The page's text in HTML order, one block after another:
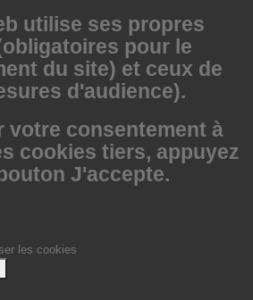
utilise ses propres
pour le
du site) et ceux de
d'audience).
votre consentement à
cookies tiers, appuyez
J'accepte.
les cookies